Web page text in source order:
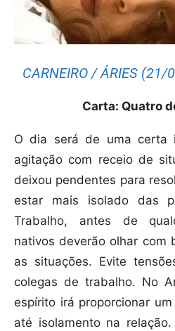
CARNEIRO / ÁRIES
Carta: Quatro
O dia será de uma certa
agitação com receio de
deixou pendentes para
estar mais isolado das
Trabalho, antes de
nativos deverão olhar com
as situações. Evite
colegas de trabalho. No
espírito irá proporcionar
até isolamento na